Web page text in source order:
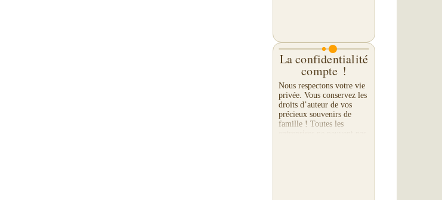
La confidentialité
compte !
Nous respectons votre vie
privée. Vous conservez les
droits d’auteur de vos
précieux souvenirs de
famille ! Toutes les